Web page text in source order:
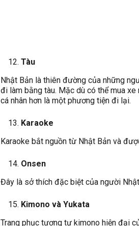
Tàu
Nhật Bản là thiên đường của những
đi làm bằng tàu. Mặc dù có thể mua
cá nhân hơn là một phương tiện đi lại.
Karaoke
Karaoke bắt nguồn từ Nhật Bản và
Onsen
Đây là sở thích đặc biệt của người Nhật
Kimono và Yukata
Trang phục tương tự kimono hiện đại